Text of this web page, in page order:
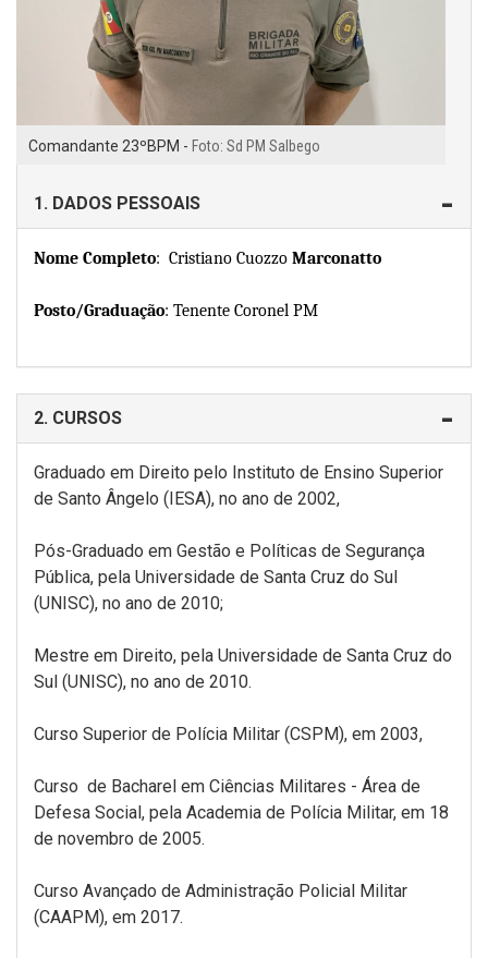
Comandante 23ºBPM - Foto: Sd PM Salbego
1. DADOS PESSOAIS
Nome Completo: Cristiano Cuozzo Marconatto
Posto/Graduação: Tenente Coronel PM
2. CURSOS
Graduado em Direito pelo Instituto de Ensino Superior
de Santo Ângelo (IESA), no ano de 2002,
Pós-Graduado em Gestão e Políticas de Segurança
Pública, pela Universidade de Santa Cruz do Sul
(UNISC), no ano de 2010;
Mestre em Direito, pela Universidade de Santa Cruz do
Sul (UNISC), no ano de 2010.
Curso Superior de Polícia Militar (CSPM), em 2003,
Curso de Bacharel em Ciências Militares - Área de
Defesa Social, pela Academia de Polícia Militar, em 18
de novembro de 2005.
Curso Avançado de Administração Policial Militar
(CAAPM), em 2017.